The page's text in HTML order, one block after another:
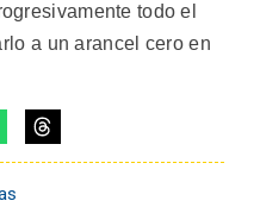
todo el
a un arancel cero en